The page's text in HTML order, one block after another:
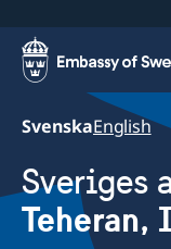
SvenskaEnglish
Sveriges
Teheran,